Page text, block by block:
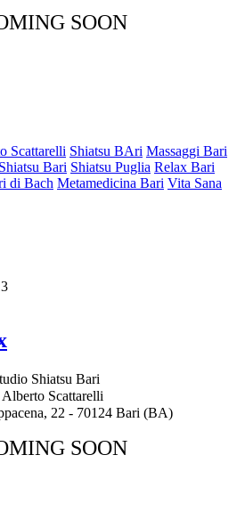
SOON
Scattarelli Shiatsu BAri Massaggi Bari
Bari Shiatsu Puglia Relax Bari
di Bach Metamedicina Bari Vita Sana
Shiatsu Bari
Scattarelli
22 - 70124 Bari (BA)
SOON